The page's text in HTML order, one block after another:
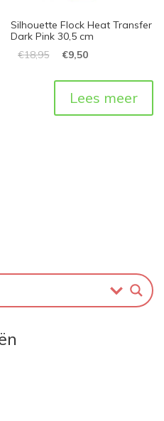
Silhouette Flock Heat Transfer
Dark Pink 30,5 cm
€18,95 €9,50
Lees meer